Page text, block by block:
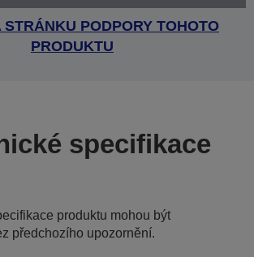
STRÁNKU PODPORY TOHOTO
PRODUKTU
specifikace
produktu mohou být
předchozího upozornění.